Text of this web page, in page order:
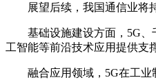
展望后续，我国通信业将持
基础设施建设方面，5G、千
工智能等前沿技术应用提供支
融合应用领域，5G在工业制